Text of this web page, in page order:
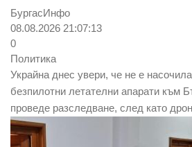
БургасИнфо
08.08.2026 21:07:13
0
Политика
Украйна днес увери, че не е
безпилотни летателни апарати към
проведе разследване, след като